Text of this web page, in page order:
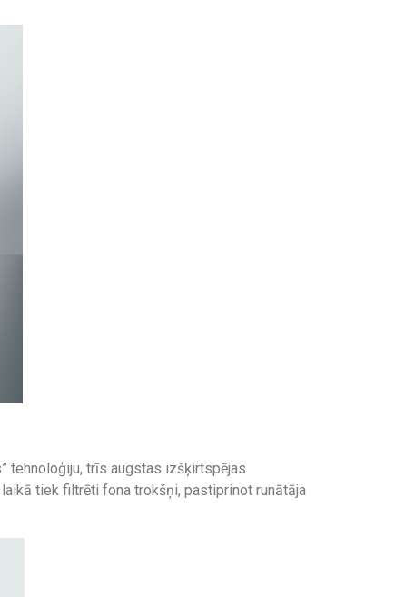
tehnoloģiju, trīs augstas izšķirtspējas
tiek filtrēti fona trokšņi, pastiprinot runātāja